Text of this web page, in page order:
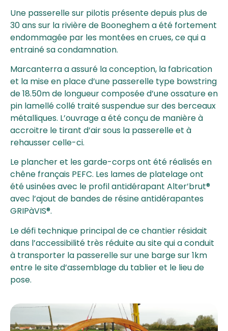
Une passerelle sur pilotis présente depuis plus de
30 ans sur la rivière de Booneghem a été fortement
endommagée par les montées en crues, ce qui a
entrainé sa condamnation.
Marcanterra a assuré la conception, la fabrication
et la mise en place d’une passerelle type bowstring
de 18.50m de longueur composée d’une ossature en
pin lamellé collé traité suspendue sur des berceaux
métalliques. L’ouvrage a été conçu de manière à
accroitre le tirant d’air sous la passerelle et à
rehausser celle-ci.
Le plancher et les garde-corps ont été réalisés en
chêne français PEFC. Les lames de platelage ont
été usinées avec le profil antidérapant Alter’brut®
avec l’ajout de bandes de résine antidérapantes
GRIPàVIS®.
Le défi technique principal de ce chantier résidait
dans l’accessibilité très réduite au site qui a conduit
à transporter la passerelle sur une barge sur 1km
entre le site d’assemblage du tablier et le lieu de
pose.